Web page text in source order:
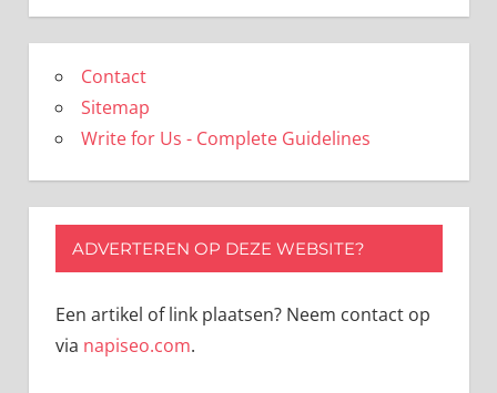
Contact
Sitemap
Write for Us - Complete Guidelines
ADVERTEREN OP DEZE WEBSITE?
Een artikel of link plaatsen? Neem contact op
via napiseo.com.